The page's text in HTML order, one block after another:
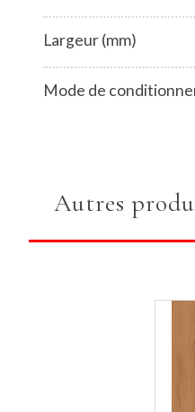
Largeur (mm)
Mode de
Autres